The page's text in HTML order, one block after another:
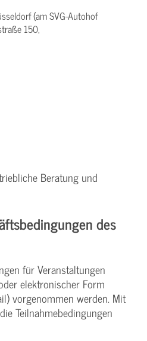
(am SVG-Autohof
150,
Beratung und
des
für Veranstaltungen
elektronischer Form
vorgenommen werden. Mit
Teilnahme­bedingungen